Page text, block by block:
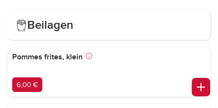
Beilagen
Pommes frites, klein
6,00 €